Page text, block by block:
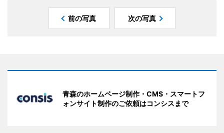
前の写真 次の写真
青森のホームページ制作・CMS・スマートフ
ォンサイト制作のご依頼はコンシスまで